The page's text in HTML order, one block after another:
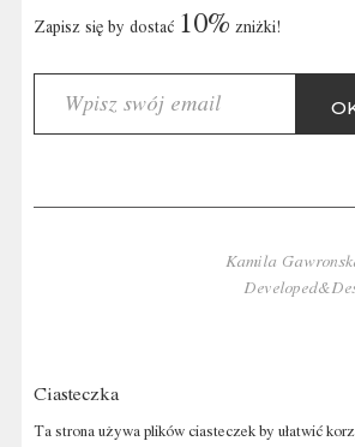
Zapisz się by dostać 10% zniżki!
Kamila
Ciasteczka
Ta strona używa plików ciasteczek by ułatwić